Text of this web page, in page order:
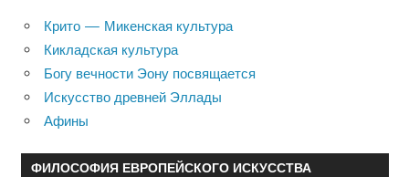
Крито — Микенская культура
Кикладская культура
Богу вечности Эону посвящается
Искусство древней Эллады
Афины
ФИЛОСОФИЯ ЕВРОПЕЙСКОГО ИСКУССТВА